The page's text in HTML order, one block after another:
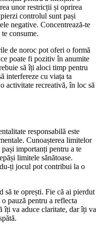
unor restricții și oprirea
controlul sunt pași
negative. Concentrează-te
consume.
de noroc pot oferi o formă
poate fi pozitiv în anumite
să îți aloci timp pentru
interfereze cu viața ta
activitate recreativă, în loc să
responsabilă este
Cunoașterea limitelor
pași importanți pentru a te
limitele sănătoase.
ți jocul pot contribui la o
să te oprești. Fie că ai pierdut
pauză pentru a reflecta
îți va aduce claritate, dar îți va